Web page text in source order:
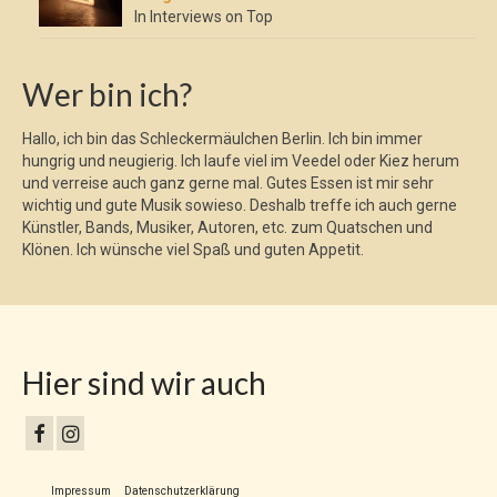
In Interviews on Top
Wer bin ich?
Hallo, ich bin das Schleckermäulchen Berlin. Ich bin immer
hungrig und neugierig. Ich laufe viel im Veedel oder Kiez herum
und verreise auch ganz gerne mal. Gutes Essen ist mir sehr
wichtig und gute Musik sowieso. Deshalb treffe ich auch gerne
Künstler, Bands, Musiker, Autoren, etc. zum Quatschen und
Klönen. Ich wünsche viel Spaß und guten Appetit.
Hier sind wir auch
Impressum Datenschutzerklärung